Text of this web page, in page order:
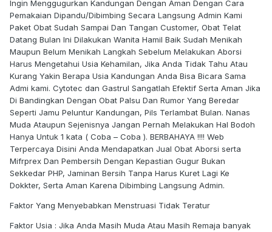
Ingin Menggugurkan Kandungan Dengan Aman Dengan Cara
Pemakaian Dipandu/Dibimbing Secara Langsung Admin Kami
Paket Obat Sudah Sampai Dan Tangan Customer, Obat Telat
Datang Bulan Ini Dilakukan Wanita Hamil Baik Sudah Menikah
Maupun Belum Menikah Langkah Sebelum Melakukan Aborsi
Harus Mengetahui Usia Kehamilan, Jika Anda Tidak Tahu Atau
Kurang Yakin Berapa Usia Kandungan Anda Bisa Bicara Sama
Admi kami. Cytotec dan Gastrul Sangatlah Efektif Serta Aman Jika
Di Bandingkan Dengan Obat Palsu Dan Rumor Yang Beredar
Seperti Jamu Peluntur Kandungan, Pils Terlambat Bulan. Nanas
Muda Ataupun Sejenisnya Jangan Pernah Melakukan Hal Bodoh
Hanya Untuk 1 kata ( Coba – Coba ). BERBAHAYA !!!! Web
Terpercaya Disini Anda Mendapatkan Jual Obat Aborsi serta
Mifrprex Dan Pembersih Dengan Kepastian Gugur Bukan
Sekkedar PHP, Jaminan Bersih Tanpa Harus Kuret Lagi Ke
Dokkter, Serta Aman Karena Dibimbing Langsung Admin.
Faktor Yang Menyebabkan Menstruasi Tidak Teratur
Faktor Usia : Jika Anda Masih Muda Atau Masih Remaja banyak